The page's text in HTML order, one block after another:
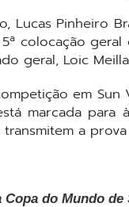
Lucas Pinheiro
colocação
geral, Loic
em
marcada para
transmitem a
do Mundo de